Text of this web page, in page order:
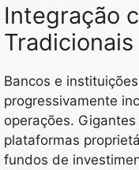
Integração
Tradicionais
Bancos e
progressivamente
operações.
plataformas
fundos de